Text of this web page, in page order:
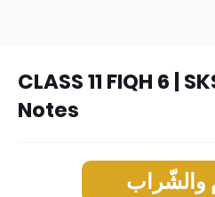
CLASS 11 FIQH 6 |
Notes
والشّراب